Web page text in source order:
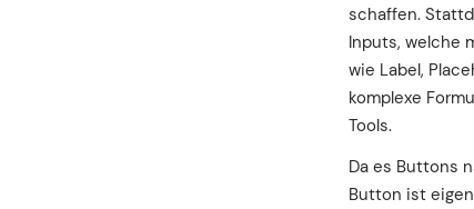
schaffen.
Inputs, welche
wie Label,
komplexe
Tools.
Da es Buttons
Button ist